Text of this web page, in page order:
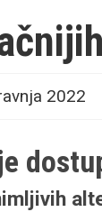
2022